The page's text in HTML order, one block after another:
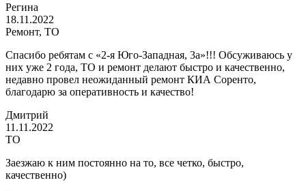
Регина
18.11.2022
Ремонт, ТО
Спасибо ребятам с «2-я Юго-Западная, 3а»!!! Обсуживаюсь у
них уже 2 года, ТО и ремонт делают быстро и качественно,
недавно провел неожиданный ремонт КИА Соренто,
благодарю за оперативность и качество!
Дмитрий
11.11.2022
ТО
Заезжаю к ним постоянно на то, все четко, быстро,
качественно)